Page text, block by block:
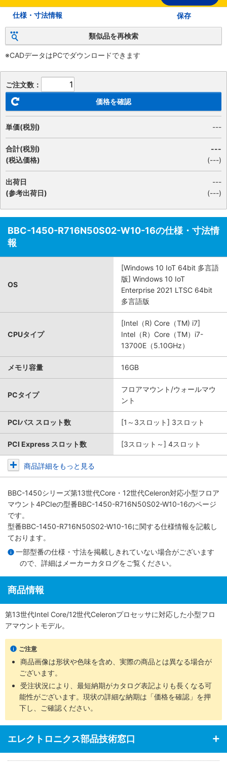
仕様・寸法情報 保存
類似品を再検索
※CADデータはPCでダウンロードできます
ご注文数：
価格を確認
単価(税別) ---
合計(税別)
(税込価格)
---
(---)
出荷日
(参考出荷日)
---
(---)
BBC-1450-R716N50S02-W10-16の仕様・寸法情
報
OS
[Windows 10 IoT 64bit 多言語
版] Windows 10 IoT
Enterprise 2021 LTSC 64bit
多言語版
CPUタイプ
[Intel（R) Core（TM) i7]
Intel（R）Core（TM）i7-
13700E（5.10GHz）
メモリ容量 16GB
PCタイプ
フロアマウント/ウォールマウ
ント
PCIバス スロット数 [1～3スロット] 3スロット
PCI Express スロット数 [3スロット～] 4スロット
商品詳細をもっと見る
BBC-1450シリーズ第13世代Core・12世代Celeron対応小型フロア
マウント4PCIeの型番BBC-1450-R716N50S02-W10-16のページ
です。
型番BBC-1450-R716N50S02-W10-16に関する仕様情報を記載し
ております。
一部型番の仕様・寸法を掲載しきれていない場合がございます
ので、詳細は メーカーカタログをご覧ください。
商品情報
第13世代Intel Core/12世代Celeronプロセッサに対応した小型フロ
アマウントモデル。
ご注意
商品画像は形状や色味を含め、実際の商品とは異なる場合が
ございます。
受注状況により、最短納期がカタログ表記よりも長くなる可
能性がございます。現状の詳細な納期は「価格を確認」を押
下し、ご確認ください。
エレクトロニクス部品技術窓口